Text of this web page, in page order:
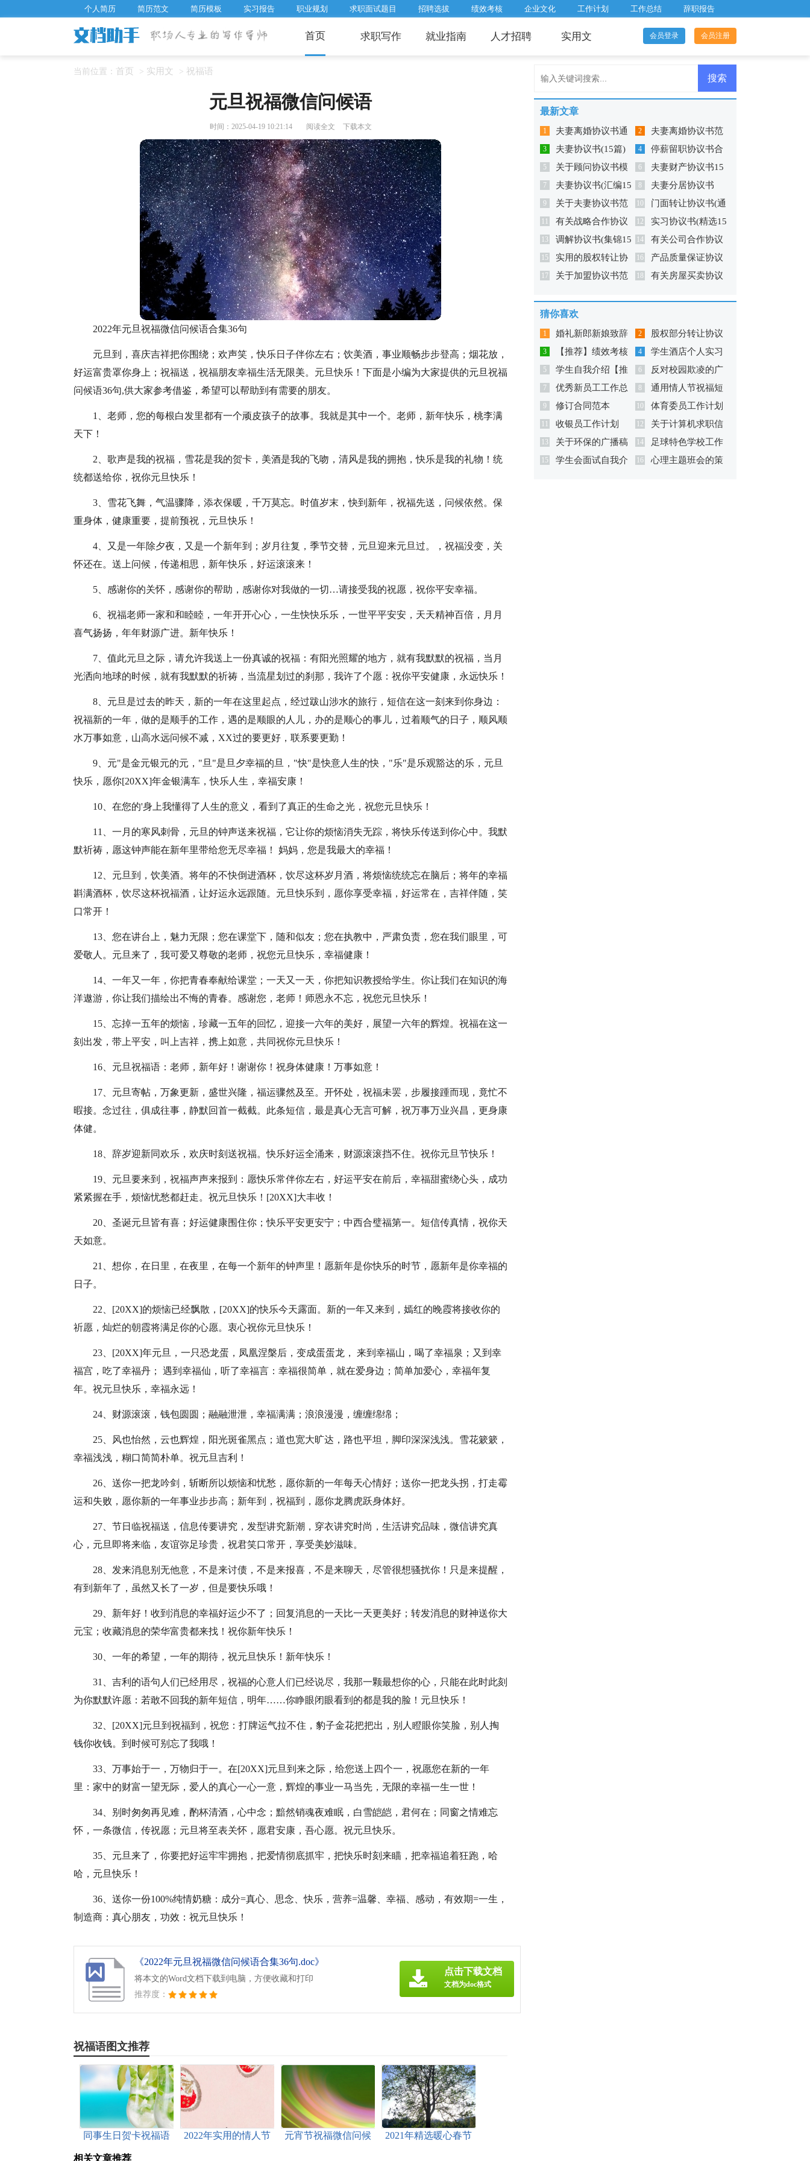
个人简历 简历范文 简历模板 实习报告 职业规划 求职面试题目 招聘选拔 绩效考核 企业文化 工作计划 工作总结 辞职报告
首页 求职写作 就业指南 人才招聘 实用文 会员登录 会员注册
当前位置： 首页 > 实用文 > 祝福语
元旦祝福微信问候语
时间：2025-04-19 10:21:14 阅读全文 下载本文
2022年元旦祝福微信问候语合集36句
元旦到，喜庆吉祥把你围绕；欢声笑，快乐日子伴你左右；饮美酒，事业顺畅步步登高；烟花放，
好运富贵罩你身上；祝福送，祝福朋友幸福生活无限美。元旦快乐！下面是小编为大家提供的元旦祝福
问候语36句,供大家参考借鉴，希望可以帮助到有需要的朋友。
1、老师，您的每根白发里都有一个顽皮孩子的故事。我就是其中一个。老师，新年快乐，桃李满
天下！
2、歌声是我的祝福，雪花是我的贺卡，美酒是我的飞吻，清风是我的拥抱，快乐是我的礼物！统
统都送给你，祝你元旦快乐！
3、雪花飞舞，气温骤降，添衣保暖，千万莫忘。时值岁末，快到新年，祝福先送，问候依然。保
重身体，健康重要，提前预祝，元旦快乐！
4、又是一年除夕夜，又是一个新年到；岁月往复，季节交替，元旦迎来元旦过。，祝福没变，关
怀还在。送上问候，传递相思，新年快乐，好运滚滚来！
5、感谢你的关怀，感谢你的帮助，感谢你对我做的一切…请接受我的祝愿，祝你平安幸福。
6、祝福老师一家和和睦睦，一年开开心心，一生快快乐乐，一世平平安安，天天精神百倍，月月
喜气扬扬，年年财源广进。新年快乐！
7、值此元旦之际，请允许我送上一份真诚的祝福：有阳光照耀的地方，就有我默默的祝福，当月
光洒向地球的时候，就有我默默的祈祷，当流星划过的刹那，我许了个愿：祝你平安健康，永远快乐！
8、元旦是过去的昨天，新的一年在这里起点，经过跋山涉水的旅行，短信在这一刻来到你身边：
祝福新的一年，做的是顺手的工作，遇的是顺眼的人儿，办的是顺心的事儿，过着顺气的日子，顺风顺
水万事如意，山高水远问候不减，XX过的要更好，联系要更勤！
9、元"是金元银元的元，"旦"是旦夕幸福的旦，"快"是快意人生的快，"乐"是乐观豁达的乐，元旦
快乐，愿你[20XX]年金银满车，快乐人生，幸福安康！
10、在您的'身上我懂得了人生的意义，看到了真正的生命之光，祝您元旦快乐！
11、一月的寒风刺骨，元旦的钟声送来祝福，它让你的烦恼消失无踪，将快乐传送到你心中。我默
默祈祷，愿这钟声能在新年里带给您无尽幸福！ 妈妈，您是我最大的幸福！
12、元旦到，饮美酒。将年的不快倒进酒杯，饮尽这杯岁月酒，将烦恼统统忘在脑后；将年的幸福
斟满酒杯，饮尽这杯祝福酒，让好运永远跟随。元旦快乐到，愿你享受幸福，好运常在，吉祥伴随，笑
口常开！
13、您在讲台上，魅力无限；您在课堂下，随和似友；您在执教中，严肃负责，您在我们眼里，可
爱敬人。元旦来了，我可爱又尊敬的老师，祝您元旦快乐，幸福健康！
14、一年又一年，你把青春奉献给课堂；一天又一天，你把知识教授给学生。你让我们在知识的海
洋遨游，你让我们描绘出不悔的青春。感谢您，老师！师恩永不忘，祝您元旦快乐！
15、忘掉一五年的烦恼，珍藏一五年的回忆，迎接一六年的美好，展望一六年的辉煌。祝福在这一
刻出发，带上平安，叫上吉祥，携上如意，共同祝你元旦快乐！
16、元旦祝福语：老师，新年好！谢谢你！祝身体健康！万事如意！
17、元旦寄帖，万象更新，盛世兴隆，福运骤然及至。开怀处，祝福未罢，步履接踵而现，竟忙不
暇接。念过往，俱成往事，静默回首一截截。此条短信，最是真心无言可解，祝万事万业兴昌，更身康
体健。
18、辞岁迎新同欢乐，欢庆时刻送祝福。快乐好运全涌来，财源滚滚挡不住。祝你元旦节快乐！
19、元旦要来到，祝福声声来报到：愿快乐常伴你左右，好运平安在前后，幸福甜蜜绕心头，成功
紧紧握在手，烦恼忧愁都赶走。祝元旦快乐！[20XX]大丰收！
20、圣诞元旦皆有喜；好运健康围住你；快乐平安更安宁；中西合璧福第一。短信传真情，祝你天
天如意。
21、想你，在日里，在夜里，在每一个新年的钟声里！愿新年是你快乐的时节，愿新年是你幸福的
日子。
22、[20XX]的烦恼已经飘散，[20XX]的快乐今天露面。新的一年又来到，嫣红的晚霞将接收你的
祈愿，灿烂的朝霞将满足你的心愿。衷心祝你元旦快乐！
23、[20XX]年元旦，一只恐龙蛋，凤凰涅槃后，变成蛋蛋龙， 来到幸福山，喝了幸福泉；又到幸
福宫，吃了幸福丹； 遇到幸福仙，听了幸福言：幸福很简单，就在爱身边；简单加爱心，幸福年复
年。祝元旦快乐，幸福永远！
24、财源滚滚，钱包圆圆；融融泄泄，幸福满满；浪浪漫漫，缠缠绵绵；
25、风也怡然，云也辉煌，阳光斑雀黑点；道也宽大旷达，路也平坦，脚印深深浅浅。雪花簌簌，
幸福浅浅，糊口简简朴单。祝元旦吉利！
26、送你一把龙吟剑，斩断所以烦恼和忧愁，愿你新的一年每天心情好；送你一把龙头拐，打走霉
运和失败，愿你新的一年事业步步高；新年到，祝福到，愿你龙腾虎跃身体好。
27、节日临祝福送，信息传要讲究，发型讲究新潮，穿衣讲究时尚，生活讲究品味，微信讲究真
心，元旦即将来临，友谊弥足珍贵，祝君笑口常开，享受美妙滋味。
28、发来消息别无他意，不是来讨债，不是来报喜，不是来聊天，尽管很想骚扰你！只是来提醒，
有到新年了，虽然又长了一岁，但是要快乐哦！
29、新年好！收到消息的幸福好运少不了；回复消息的一天比一天更美好；转发消息的财神送你大
元宝；收藏消息的荣华富贵都来找！祝你新年快乐！
30、一年的希望，一年的期待，祝元旦快乐！新年快乐！
31、吉利的语句人们已经用尽，祝福的心意人们已经说尽，我那一颗最想你的心，只能在此时此刻
为你默默许愿：若敢不回我的新年短信，明年……你睁眼闭眼看到的都是我的脸！元旦快乐！
32、[20XX]元旦到祝福到，祝您：打牌运气拉不住，豹子金花把把出，别人瞪眼你笑脸，别人掏
钱你收钱。到时候可别忘了我哦！
33、万事始于一，万物归于一。在[20XX]元旦到来之际，给您送上四个一，祝愿您在新的一年
里：家中的财富一望无际，爱人的真心一心一意，辉煌的事业一马当先，无限的幸福一生一世！
34、别时匆匆再见难，酌杯清酒，心中念；黯然销魂夜难眠，白雪皑皑，君何在；同窗之情难忘
怀，一条微信，传祝愿；元旦将至表关怀，愿君安康，吾心愿。祝元旦快乐。
35、元旦来了，你要把好运牢牢拥抱，把爱情彻底抓牢，把快乐时刻来瞄，把幸福追着狂跑，哈
哈，元旦快乐！
36、送你一份100%纯情奶糖：成分=真心、思念、快乐，营养=温馨、幸福、感动，有效期=一生，
制造商：真心朋友，功效：祝元旦快乐！
《2022年元旦祝福微信问候语合集36句.doc》
将本文的Word文档下载到电脑，方便收藏和打印
推荐度：
点击下载文档
文档为doc格式
祝福语图文推荐
同事生日贺卡祝福语
2022年实用的情人节
元宵节祝福微信问候
2021年精选暖心春节
相关文章推荐
最新文章
1
夫妻离婚协议书通
用版
2
夫妻离婚协议书范
本
3 夫妻协议书(15篇) 4
停薪留职协议书合
集六篇
5
关于顾问协议书模
板锦集六篇
6
夫妻财产协议书15
篇
7
夫妻协议书(汇编15
篇)
8 夫妻分居协议书
9
关于夫妻协议书范
文锦集七篇
10
门面转让协议书(通
用版)
11
有关战略合作协议
书范文汇总五篇
12
实习协议书(精选15
篇)
13
调解协议书(集锦15
篇)
14
有关公司合作协议
书范文汇总十篇
15
实用的股权转让协
议书汇编10篇
16
产品质量保证协议
书8篇
17
关于加盟协议书范
18
有关房屋买卖协议
猜你喜欢
1 婚礼新郎新娘致辞 2
股权部分转让协议
书
3
【推荐】绩效考核
方案
4
学生酒店个人实习
总结
5
学生自我介绍【推
荐】
6
反对校园欺凌的广
播稿（精选10篇）
7
优秀新员工工作总
结
8
通用情人节祝福短
语集锦39条
9 修订合同范本 10
体育委员工作计划
合集六篇
11 收银员工作计划 12
关于计算机求职信
范文集锦三篇
13
关于环保的广播稿
(汇编15篇)
14
足球特色学校工作
计划
15
学生会面试自我介
16
心理主题班会的策